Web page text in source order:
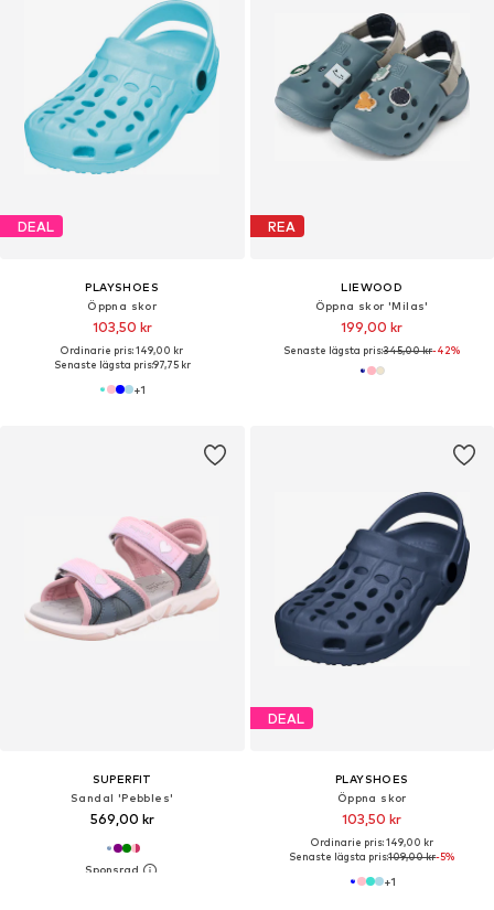
DEAL
PLAYSHOES
Öppna skor
103,50 kr
Ordinarie pris: 149,00 kr
Senaste lägsta pris:97,75 kr
+1
REA
LIEWOOD
Öppna skor 'Milas'
199,00 kr
Senaste lägsta pris:345,00 kr-42%
SUPERFIT
Sandal 'Pebbles'
569,00 kr
DEAL
PLAYSHOES
Öppna skor
103,50 kr
Ordinarie pris: 149,00 kr
Senaste lägsta pris:109,00 kr-5%
+1